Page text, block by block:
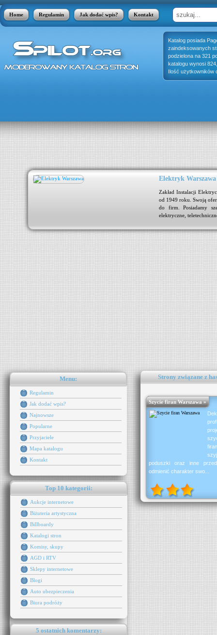
Home Regulamin Jak dodać wpis? Kontakt
Katalog posiada
zaindeksowanych
podzielona na 321
katalogu wynosi
Ilość użytkowników
Elektryk Warszawa
Zakład Instalacji
od 1949 roku. Swoją
do firm. Posiadamy
elektryczne,
Menu:
Regulamin
Jak dodać wpis?
Najnowsze
Popularne
Przyjaciele
Mapa katalogu
Kontakt
Top 10 kategorii:
Aukcje internetowe
Biżuteria artystyczna
Billboardy
Katalogi stron
Komisy, skupy
AGD i RTV
Sklepy internetowe
Blogi
Auto ubezpieczenia
Biura podróży
5 ostatnich komentarzy:
Strony związane z
Szycie firan Warszawa »
poduszki oraz inne
odmienić charakter swo...